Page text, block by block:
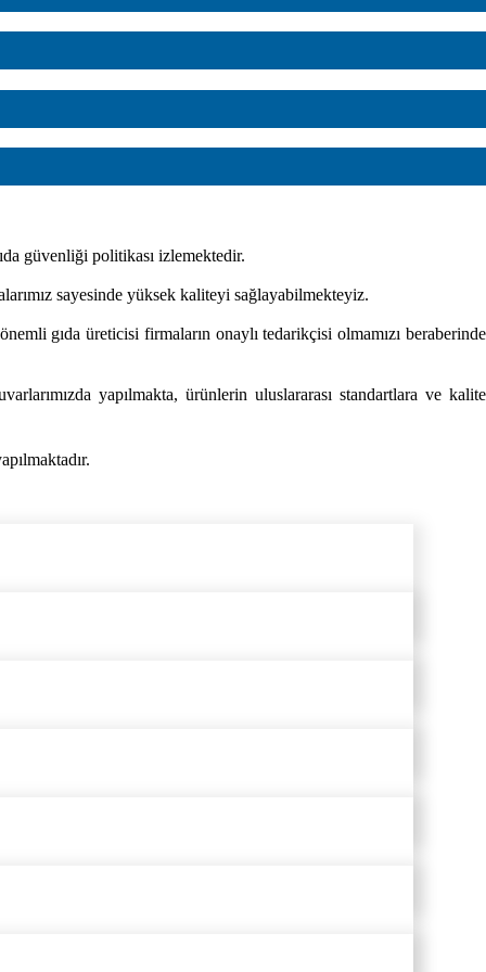
güvenliği politikası izlemektedir.
sayesinde yüksek kaliteyi sağlayabilmekteyiz.
gıda üreticisi firmaların onaylı tedarikçisi olmamızı beraberinde
yapılmakta, ürünlerin uluslararası standartlara ve kalite